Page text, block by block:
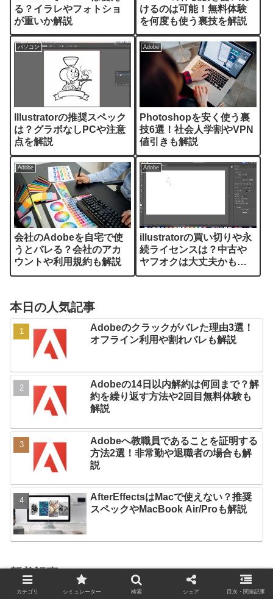
る？イラレやフォトショ
が重いか解説
けるのは可能！無料体験
を何度も使う裏技を解説
パソコン
Illustratorの推奨スペック
は？グラボなしPCや注意
点を解説
Adobe
Photoshopを安く使う裏
技6選！社会人学割やVPN
値引きも解説
Adobe
会社のAdobeを自宅で使
うとバレる？会社のアカ
ウントや利用規約も解説
Adobe
illustratorの買い切りや永
続ライセンスは？中古や
ヤフオクは大丈夫かも解
説
本日の人気記事
Adobeのクラックがバレた理由3選！
オフライン利用や割れバレも解説
Adobeの14日以内解約は何回まで？解
約を繰り返す方法や2回目無料体験も
解説
Adobeへ教職員であることを証明する
方法2選！非常勤や退職者の場合も解
説
AfterEffectsはMacで使えない？推奨
スペックやMacBook Air/Proも解説
新着記事
iPhoneの写真がパソコンで一部しか取
カテゴリ シミュレーター 検索 シェア 目次・関連記事